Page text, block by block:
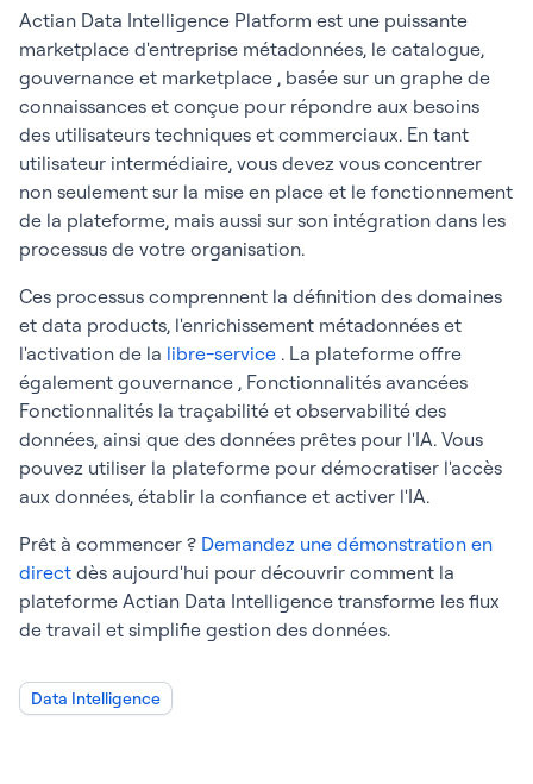
Actian Data Intelligence Platform est une puissante
marketplace d'entreprise métadonnées, le catalogue,
gouvernance et marketplace , basée sur un graphe de
connaissances et conçue pour répondre aux besoins
des utilisateurs techniques et commerciaux. En tant
utilisateur intermédiaire, vous devez vous concentrer
non seulement sur la mise en place et le fonctionnement
de la plateforme, mais aussi sur son intégration dans les
processus de votre organisation.
Ces processus comprennent la définition des domaines
et data products, l'enrichissement métadonnées et
l'activation de la libre-service . La plateforme offre
également gouvernance , Fonctionnalités avancées
Fonctionnalités la traçabilité et observabilité des
données, ainsi que des données prêtes pour l'IA. Vous
pouvez utiliser la plateforme pour démocratiser l'accès
aux données, établir la confiance et activer l'IA.
Prêt à commencer ? Demandez une démonstration en
direct dès aujourd'hui pour découvrir comment la
plateforme Actian Data Intelligence transforme les flux
de travail et simplifie gestion des données.
Data Intelligence